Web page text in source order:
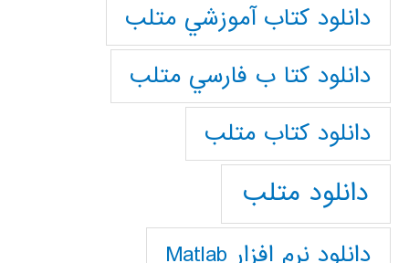
دانلود كتاب آموزشي متلب
دانلود كتا ب فارسي متلب
دانلود كتاب متلب
دانلود متلب
دانلود نرم افزار Matlab